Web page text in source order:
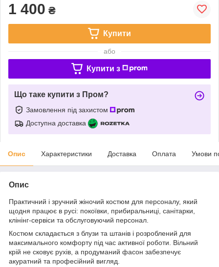
1 400 ₴
Купити
або
Купити з
Що таке купити з Пром?
Замовлення під захистом
Доступна доставка
Опис Характеристики Доставка Оплата Умови
Опис
Практичний і зручний жіночий костюм для персоналу, який
щодня працює в русі: покоївки, прибиральниці, санітарки,
клінінг-сервіси та обслуговуючий персонал.
Костюм складається з блузи та штанів і розроблений для
максимального комфорту під час активної роботи. Вільний
крій не сковує рухів, а продуманий фасон забезпечує
акуратний та професійний вигляд.